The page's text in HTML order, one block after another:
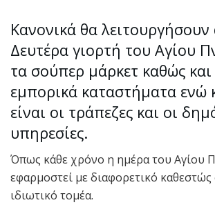
Κανονικά θα λειτουργήσουν
Δευτέρα γιορτή του Αγίου
τα σούπερ μάρκετ καθώς
εμπορικά καταστήματα ενώ
είναι οι τράπεζες και οι
υπηρεσίες.
Όπως κάθε χρόνο η ημέρα του Αγίου
εφαρμοστεί με διαφορετικό
ιδιωτικό τομέα.